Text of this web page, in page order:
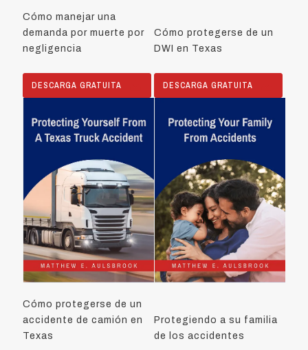
Cómo manejar una
demanda por muerte por
negligencia
DESCARGA GRATUITA
Cómo protegerse de un
DWI en Texas
DESCARGA GRATUITA
Cómo protegerse de un
accidente de camión en
Texas
Protegiendo a su familia
de los accidentes